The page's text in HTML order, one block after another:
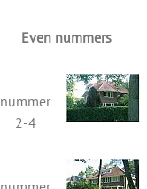
Even nummers
nummer
2-4